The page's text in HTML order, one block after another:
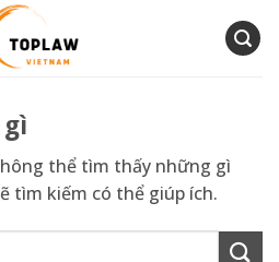
thể tìm thấy những gì
tìm kiếm có thể giúp ích.